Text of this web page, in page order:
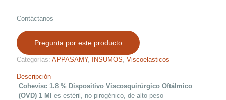
Contáctanos
Pregunta por este producto
Categorías: APPASAMY, INSUMOS, Viscoelasticos
Descripción
Cohevisc1.8 % Dispositivo ViscosquirúrgicoOftálmico
(OVD) 1 Ml es estéril, no pirogénico, de alto peso